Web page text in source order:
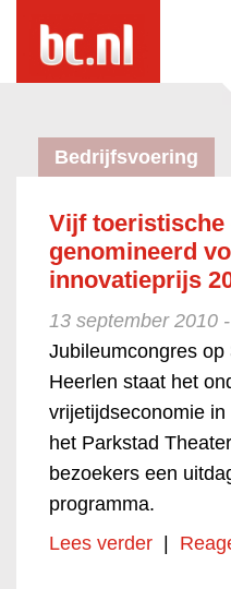
Bedrijfsvoering
Vijf toeristische
genomineerd
innovatieprijs
13 september 2010 -
Jubileumcongres op
Heerlen staat het
vrijetijdseconomie
het Parkstad
bezoekers een
programma.
Lees verder